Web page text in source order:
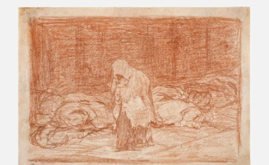
RECURSOS EDUCATIVOS
ARASAAC